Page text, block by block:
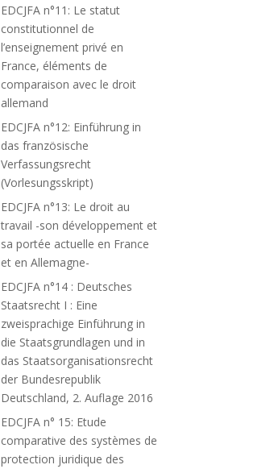
EDCJFA n°11: Le statut
constitutionnel de
l’enseignement privé en
France, éléments de
comparaison avec le droit
allemand
EDCJFA n°12: Einführung in
das französische
Verfassungsrecht
(Vorlesungsskript)
EDCJFA n°13: Le droit au
travail -son développement et
sa portée actuelle en France
et en Allemagne-
EDCJFA n°14 : Deutsches
Staatsrecht I : Eine
zweisprachige Einführung in
die Staatsgrundlagen und in
das Staatsorganisationsrecht
der Bundesrepublik
Deutschland, 2. Auflage 2016
EDCJFA n° 15: Etude
comparative des systèmes de
protection juridique des